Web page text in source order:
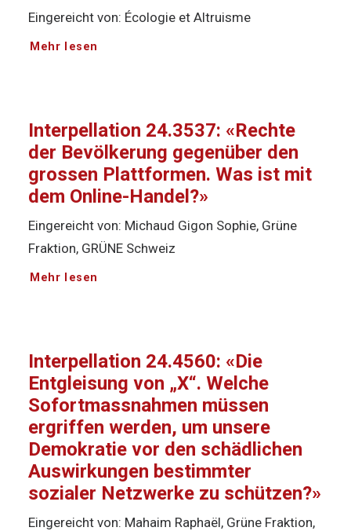
Eingereicht von: Écologie et Altruisme
Mehr lesen
Interpellation 24.3537: «Rechte
der Bevölkerung gegenüber den
grossen Plattformen. Was ist mit
dem Online-Handel?»
Eingereicht von: Michaud Gigon Sophie, Grüne
Fraktion, GRÜNE Schweiz
Mehr lesen
Interpellation 24.4560: «Die
Entgleisung von „X“. Welche
Sofortmassnahmen müssen
ergriffen werden, um unsere
Demokratie vor den schädlichen
Auswirkungen bestimmter
sozialer Netzwerke zu schützen?»
Eingereicht von: Mahaim Raphaël, Grüne Fraktion,